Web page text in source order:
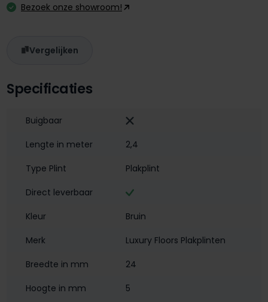
Specificaties
Buigbaar
Lengte in meter
2,4
Type Plint
Plakplint
Direct leverbaar
Kleur
Bruin
Merk
Luxury Floors Plakplinten
Breedte in mm
24
Hoogte in mm
5
Bezoek onze showroom!
Vergelijken